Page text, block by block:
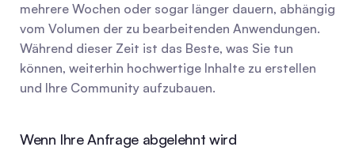
mehrere Wochen oder sogar länger dauern, abhängig
vom Volumen der zu bearbeitenden Anwendungen.
Während dieser Zeit ist das Beste, was Sie tun
können, weiterhin hochwertige Inhalte zu erstellen
und Ihre Community aufzubauen.
Wenn Ihre Anfrage abgelehnt wird